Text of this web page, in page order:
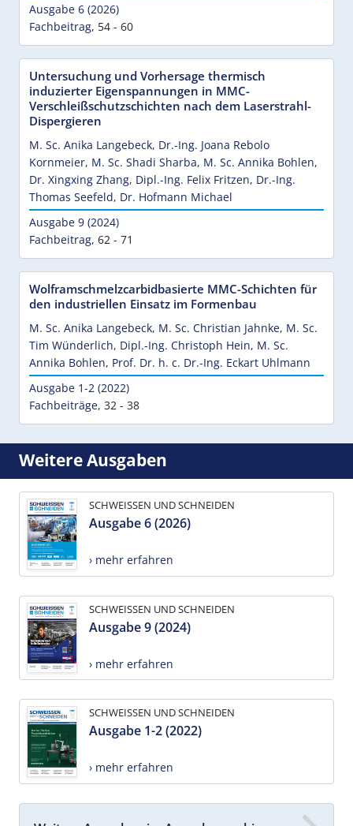
Ausgabe 6 (2026)
Fachbeitrag, 54 - 60
Untersuchung und Vorhersage thermisch
induzierter Eigenspannungen in MMC-
Verschleißschutzschichten nach dem Laserstrahl-
Dispergieren
M. Sc. Anika Langebeck, Dr.-Ing. Joana Rebolo
Kornmeier, M. Sc. Shadi Sharba, M. Sc. Annika Bohlen,
Dr. Xingxing Zhang, Dipl.-Ing. Felix Fritzen, Dr.-Ing.
Thomas Seefeld, Dr. Hofmann Michael
Ausgabe 9 (2024)
Fachbeitrag, 62 - 71
Wolframschmelzcarbidbasierte MMC-Schichten für
den industriellen Einsatz im Formenbau
M. Sc. Anika Langebeck, M. Sc. Christian Jahnke, M. Sc.
Tim Wünderlich, Dipl.-Ing. Christoph Hein, M. Sc.
Annika Bohlen, Prof. Dr. h. c. Dr.-Ing. Eckart Uhlmann
Ausgabe 1-2 (2022)
Fachbeiträge, 32 - 38
Weitere Ausgaben
SCHWEISSEN UND SCHNEIDEN
Ausgabe 6 (2026)
› mehr erfahren
SCHWEISSEN UND SCHNEIDEN
Ausgabe 9 (2024)
› mehr erfahren
SCHWEISSEN UND SCHNEIDEN
Ausgabe 1-2 (2022)
› mehr erfahren